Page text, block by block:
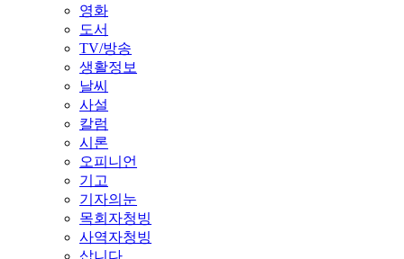
영화
도서
TV/방송
생활정보
날씨
사설
칼럼
시론
오피니언
기고
기자의눈
목회자청빙
사역자청빙
삽니다